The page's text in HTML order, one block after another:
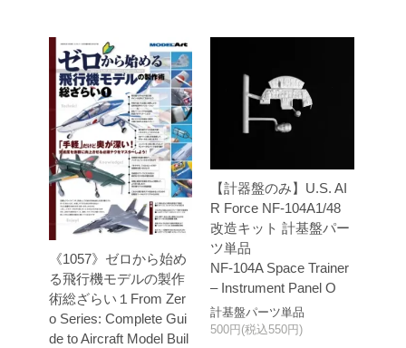
《1057》ゼロから始め
る飛行機モデルの製作
術総ざらい１From Zer
o Series: Complete Gui
de to Aircraft Model Buil
【計器盤のみ】U.S. AI
R Force NF-104A1/48
改造キット 計基盤パー
ツ単品
NF-104A Space Trainer
– Instrument Panel O
計基盤パーツ単品
500円(税込550円)